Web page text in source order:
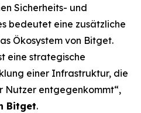
Sicherheits- und
bedeutet eine zusätzliche
Ökosystem von Bitget.
eine strategische
einer Infrastruktur, die
Nutzer entgegenkommt“,
Bitget.